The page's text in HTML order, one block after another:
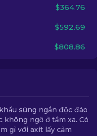
$364.76
$592.69
$808.86
súng ngắn độc đáo
ngờ ở tầm xa. Có
gỉ với axít lấy cảm